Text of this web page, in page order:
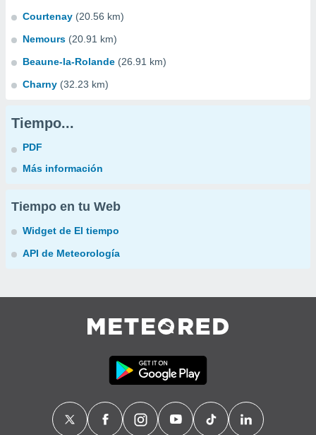
Courtenay (20.56 km)
Nemours (20.91 km)
Beaune-la-Rolande (26.91 km)
Charny (32.23 km)
Tiempo...
PDF
Más información
Tiempo en tu Web
Widget de El tiempo
API de Meteorología